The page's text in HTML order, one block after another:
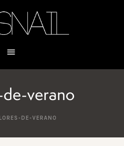
verano
DE-VERANO